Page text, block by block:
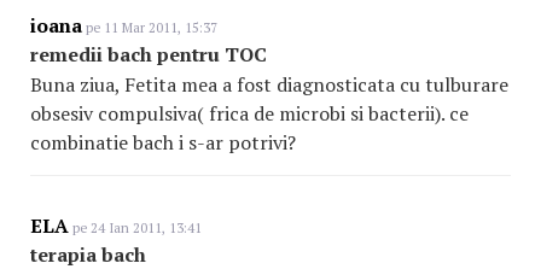
ioana pe 11 Mar 2011, 15:37
remedii bach pentru TOC
Buna ziua, Fetita mea a fost diagnosticata cu tulburare
obsesiv compulsiva( frica de microbi si bacterii). ce
combinatie bach i s-ar potrivi?
ELA pe 24 Ian 2011, 13:41
terapia bach